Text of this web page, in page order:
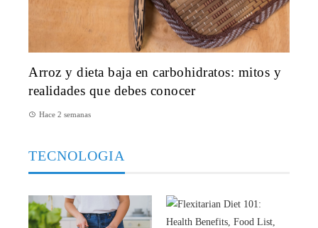
Arroz y dieta baja en carbohidratos: mitos y
realidades que debes conocer
Hace 2 semanas
TECNOLOGIA